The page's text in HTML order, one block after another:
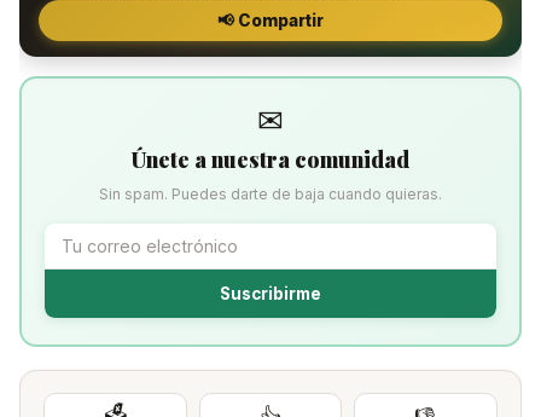
📢 Compartir
✉
Únete a nuestra comunidad
Sin spam. Puedes darte de baja cuando quieras.
Suscribirme